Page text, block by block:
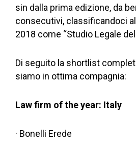
sin dalla prima edizione, da
consecutivi, classificandoci
2018 come “Studio Legale
Di seguito la shortlist
siamo in ottima compagnia:
Law firm of the year: Italy
· Bonelli Erede